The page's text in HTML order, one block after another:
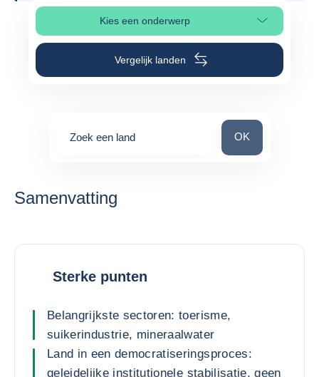
Kies een onderwerp
Selecteer paginasectie
Vergelijk landen
Zoek een land Zoek een land
OK
Samenvatting
Sterke punten
Belangrijkste sectoren: toerisme,
suikerindustrie, mineraalwater
Land in een democratiseringsproces:
geleidelijke institutionele stabilisatie, geen